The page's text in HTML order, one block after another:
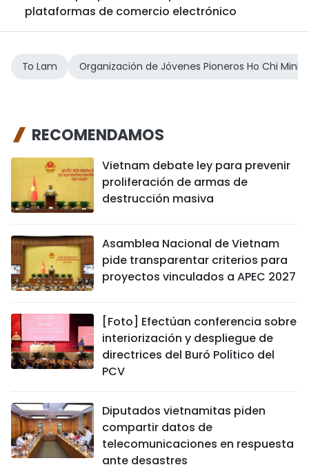
plataformas de comercio electrónico
To Lam Organización de Jóvenes Pioneros Ho Chi Minh
RECOMENDAMOS
Vietnam debate ley para prevenir
proliferación de armas de
destrucción masiva
Asamblea Nacional de Vietnam
pide transparentar criterios para
proyectos vinculados a APEC 2027
[Foto] Efectúan conferencia sobre
interiorización y despliegue de
directrices del Buró Político del
PCV
Diputados vietnamitas piden
compartir datos de
telecomunicaciones en respuesta
ante desastres